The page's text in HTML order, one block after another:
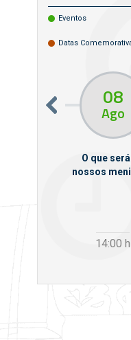
Eventos
Datas
08
Ago
O que
nossos
14:00 h